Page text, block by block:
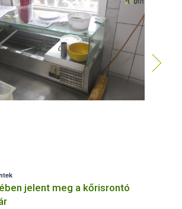
jelent meg a kőrisrontó